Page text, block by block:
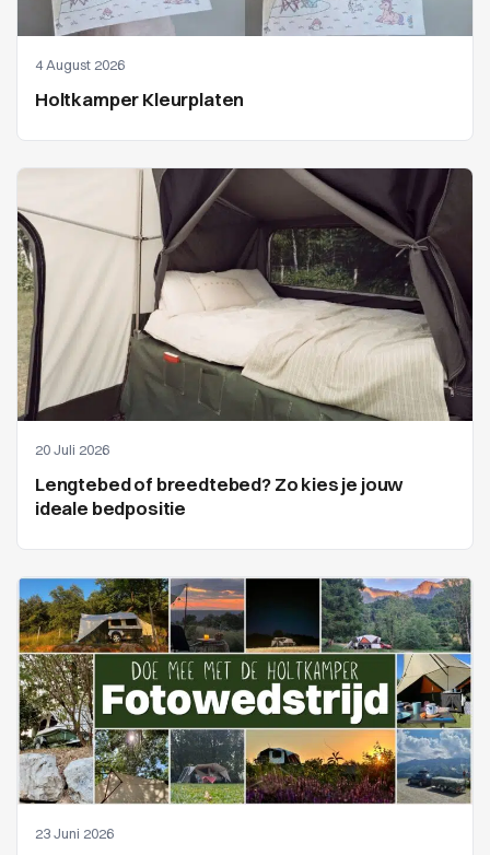
4 August 2026
Holtkamper Kleurplaten
20 Juli 2026
Lengtebed of breedtebed? Zo kies je jouw
ideale bedpositie
23 Juni 2026